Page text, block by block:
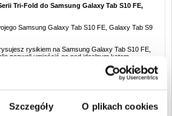
Szczegóły O plikach cookies
Tri-Fold do Samsung Galaxy Tab S10 FE,
Samsung Galaxy Tab S10 FE, Galaxy Tab S9
rysikiem na Samsung Galaxy Tab S10 FE,
pozwoli umieścić go pod idealnym kątem,
produktywność. Inteligentna funkcja
włączy wyświetlacz po otwarciu przedniej